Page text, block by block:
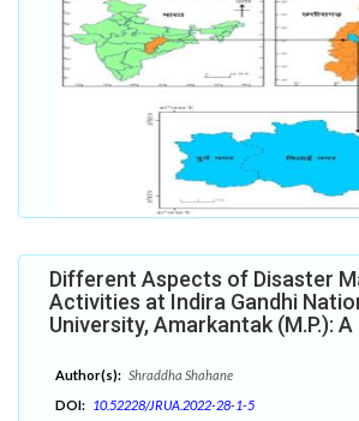
Different Aspects of Disaster
Activities at Indira Gandhi
University, Amarkantak (M.P.):
Author(s): Shraddha Shahane
DOI: 10.52228/JRUA.2022-28-1-5